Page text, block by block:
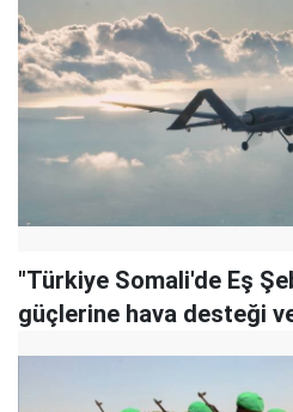
"Türkiye Somali'de Eş
güçlerine hava desteği